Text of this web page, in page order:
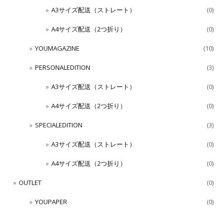
A3サイズ配送（ストレート） (0)
A4サイズ配送（2つ折り） (0)
YOUMAGAZINE (10)
PERSONALEDITION (3)
A3サイズ配送（ストレート） (0)
A4サイズ配送（2つ折り） (0)
SPECIALEDITION (3)
A3サイズ配送（ストレート） (0)
A4サイズ配送（2つ折り） (0)
OUTLET (0)
YOUPAPER (0)